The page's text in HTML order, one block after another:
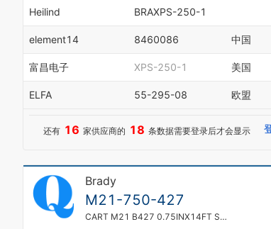
Heilind BRAXPS-250-1
element14 8460086 中国
富昌电子 XPS-250-1 美国
ELFA 55-295-08 欧盟
还有 16 家供应商的 18 条数据需要登录后才会显示
Brady
M21-750-427
CART M21 B427 0.75INX14FT SELF LAM
1
2
3
4
5